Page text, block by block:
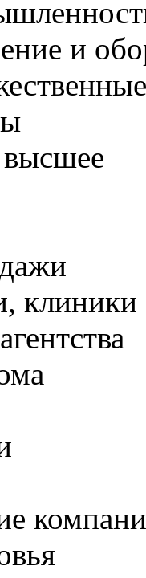
и
клиники